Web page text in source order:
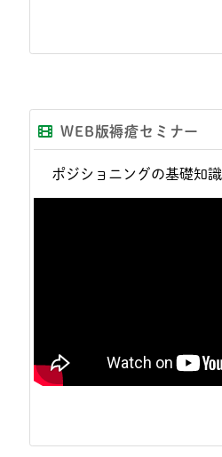
WEB版褥瘡セミナー
ポジショニングの基礎知識